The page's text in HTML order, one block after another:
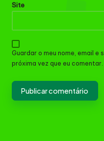
Site
Guardar o meu nome, email
próxima vez que eu comentar.